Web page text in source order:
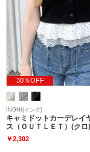
30％OFF
INGNI(イング)
キャミドットカーデレイ
ス（ＯＵＴＬＥＴ）(クロ)
￥2,302